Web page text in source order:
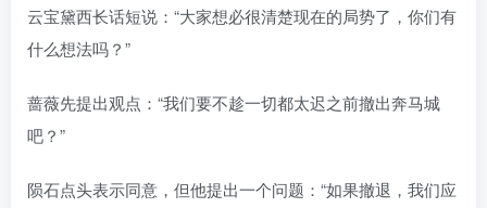
云宝黛西长话短说：“大家想必很清楚现在的局势了，你们有
什么想法吗？”
蔷薇先提出观点：“我们要不趁一切都太迟之前撤出奔马城
吧？”
陨石点头表示同意，但他提出一个问题：“如果撤退，我们应